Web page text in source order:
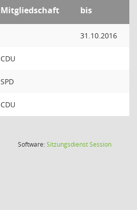
Mitgliedschaft bis
31.10.2016
CDU
SPD
CDU
Software:SitzungsdienstSession(Wird in